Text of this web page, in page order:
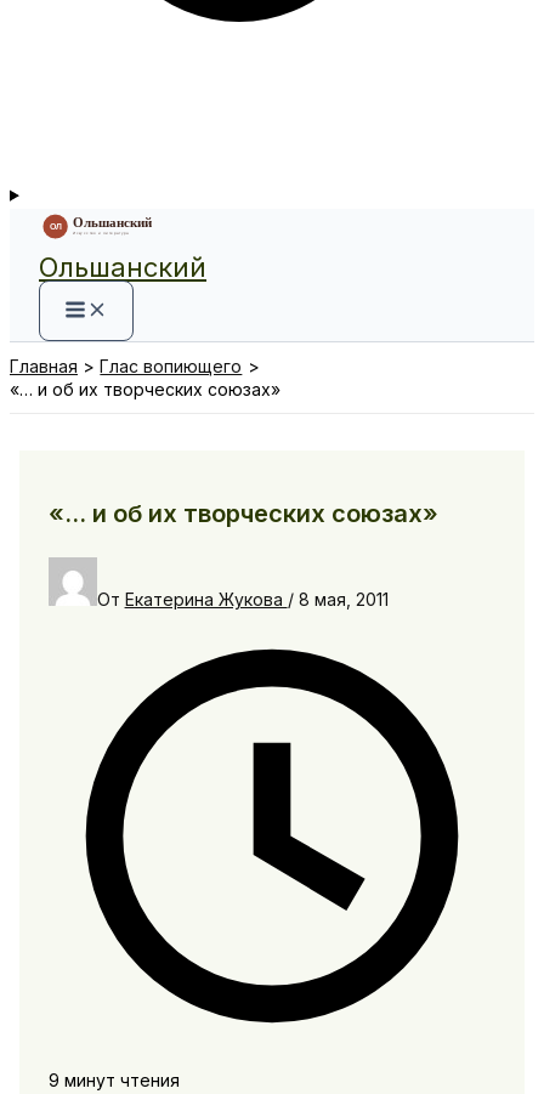
Ольшанский
Главная
Глас вопиющего
«… и об их творческих союзах»
«… и об их творческих союзах»
От Екатерина Жукова / 8 мая, 2011
9 минут чтения